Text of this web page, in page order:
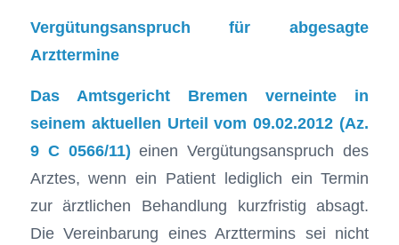
Vergütungsanspruch für abgesagte
Arzttermine
Das Amtsgericht Bremen verneinte in
seinem aktuellen Urteil vom 09.02.2012 (Az.
9 C 0566/11)einen Vergütungsanspruch des
Arztes, wenn ein Patient lediglich ein Termin
zur ärztlichen Behandlung kurzfristig absagt.
Die Vereinbarung eines Arzttermins sei nicht